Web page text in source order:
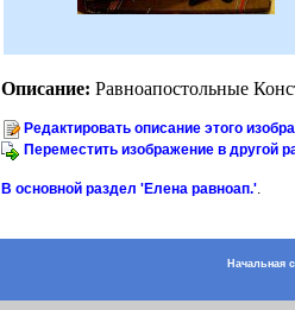
Описание: Равноапостольные
Редактировать описание этого
Переместить изображение в другой
В основной раздел 'Елена равноап.'.
Начальная